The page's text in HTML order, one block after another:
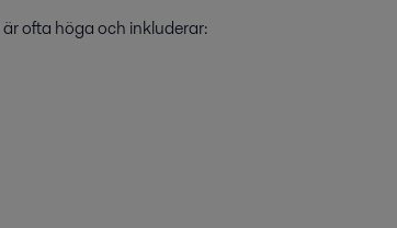
ofta höga och inkluderar: